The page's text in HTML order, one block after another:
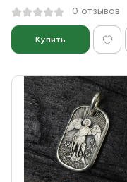
0 отзывов
Купить